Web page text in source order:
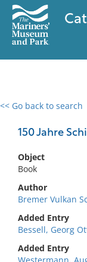
<< Go back to search
150 Jahre
Object
Book
Author
Bremer Vulkan
Added Entry
Bessell, Georg
Added Entry
0 results